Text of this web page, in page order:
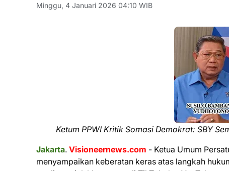
Minggu, 4 Januari 2026 04:10 WIB
Ketum PPWI Kritik Somasi Demokrat: SBY
Jakarta. Visioneernews.com - Ketua Umum
menyampaikan keberatan keras atas langkah